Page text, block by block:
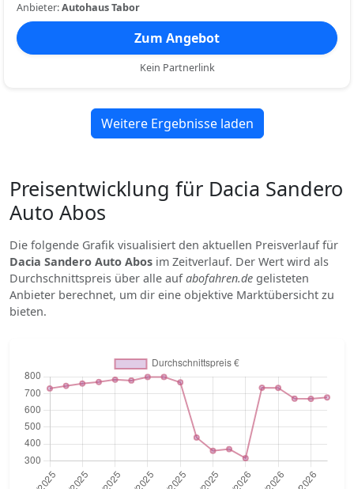
Anbieter:Autohaus Tabor
Zum Angebot
Kein Partnerlink
Weitere Ergebnisse laden
Preisentwicklung für Dacia Sandero
Auto Abos
Die folgende Grafik visualisiert den aktuellen Preisverlauf für
Dacia Sandero Auto Abos im Zeitverlauf. Der Wert wird als
Durchschnittspreis über alle aufabofahren.de gelisteten
Anbieter berechnet, um dir eine objektive Marktübersicht zu
bieten.